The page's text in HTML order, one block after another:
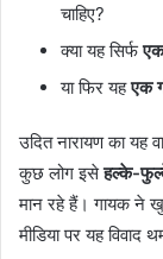
चाहिए?
क्या यह सिर्फ
या फिर यहएक
उदित नारायण का यह
कुछ लोग इसेहल्के-
मान रहे हैं। गायक ने
मीडिया पर यह विवाद